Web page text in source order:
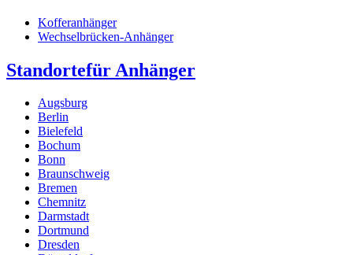
Kofferanhänger
Wechselbrücken-Anhänger
Standortefür Anhänger
Augsburg
Berlin
Bielefeld
Bochum
Bonn
Braunschweig
Bremen
Chemnitz
Darmstadt
Dortmund
Dresden